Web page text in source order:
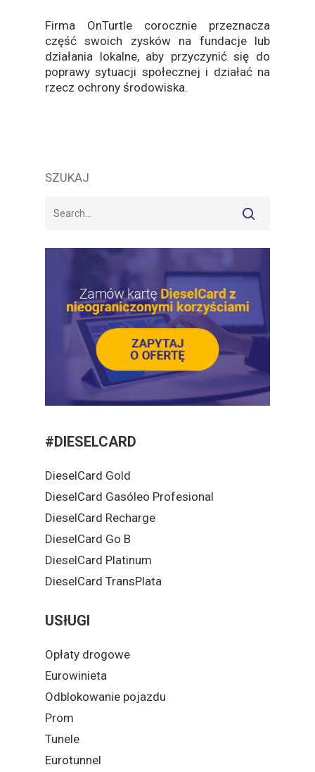
Firma OnTurtle corocznie przeznacza
część swoich zysków na fundacje lub
działania lokalne, aby przyczynić się do
poprawy sytuacji społecznej i działać na
rzecz ochrony środowiska.
SZUKAJ
#DIESELCARD
DieselCard Gold
DieselCard Gasóleo Profesional
DieselCard Recharge
DieselCard Go B
DieselCard Platinum
DieselCard TransPlata
USłUGI
Opłaty drogowe
Eurowinieta
Odblokowanie pojazdu
Prom
Tunele
Eurotunnel